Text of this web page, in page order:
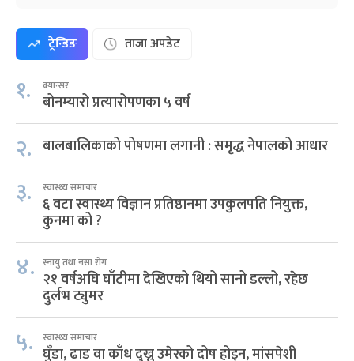
ट्रेन्डिङ ताजा अपडेट
१. क्यान्सर
बोनम्यारो प्रत्यारोपणका ५ वर्ष
२. बालबालिकाको पोषणमा लगानी : समृद्ध नेपालको आधार
३. स्वास्थ्य समाचार
६ वटा स्वास्थ्य विज्ञान प्रतिष्ठानमा उपकुलपति नियुक्त,
कुनमा को ?
४. स्नायु तथा नसा रोग
२१ वर्षअघि घाँटीमा देखिएको थियो सानो डल्लो, रहेछ
दुर्लभ ट्युमर
५. स्वास्थ्य समाचार
घुँडा, ढाड वा काँध दुख्नु उमेरको दोष होइन, मांसपेशी